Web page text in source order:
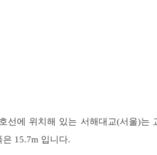
선에 위치해 있는 서해대교(서울)는
은 15.7m 입니다.